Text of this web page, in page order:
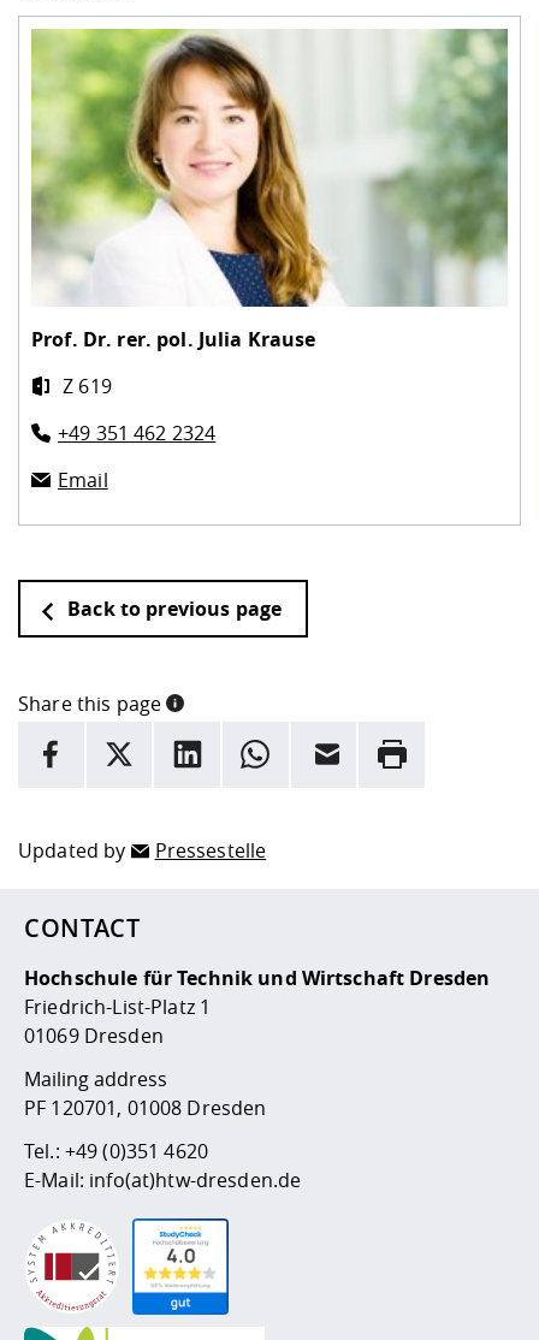
Prof. Dr. rer. pol. Julia Krause
Z 619
+49 351 462 2324
Email
Back to previous page
Share this page
INFORMATION
facebook
X LinkedInwhatsappEmail Rrint
Updated by Pressestelle
CONTACT
Hochschule für Technik und Wirtschaft Dresden
Friedrich-List-Platz 1
01069 Dresden
Mailing address
PF 120701, 01008 Dresden
Tel.: +49 (0)351 4620
E-Mail: info(at)htw-dresden.de